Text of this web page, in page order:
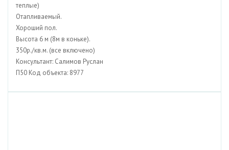
теплые)
Отапливаемый.
Хороший пол.
Высота 6 м (8м в коньке).
350р./кв.м. (все включено)
Консультант: Салимов Руслан
П50 Код объекта: 8977